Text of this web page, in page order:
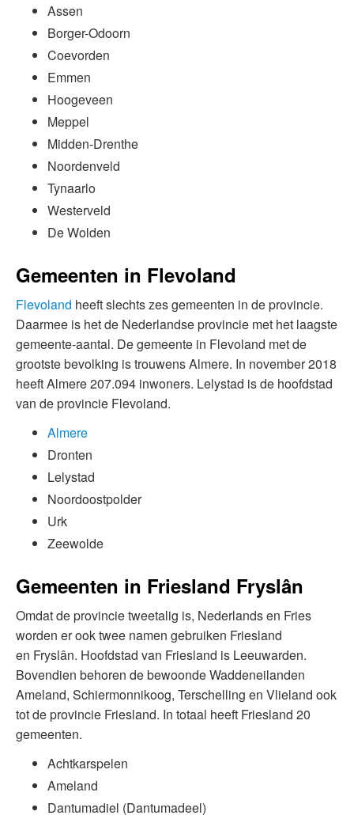
Assen
Borger-Odoorn
Coevorden
Emmen
Hoogeveen
Meppel
Midden-Drenthe
Noordenveld
Tynaarlo
Westerveld
De Wolden
Gemeenten in Flevoland
Flevoland heeft slechts zes gemeenten in de provincie.
Daarmee is het de Nederlandse provincie met het laagste
gemeente-aantal. De gemeente in Flevoland met de
grootste bevolking is trouwens Almere. In november 2018
heeft Almere 207.094 inwoners. Lelystad is de hoofdstad
van de provincie Flevoland.
Almere
Dronten
Lelystad
Noordoostpolder
Urk
Zeewolde
Gemeenten in Friesland Fryslân
Omdat de provincie tweetalig is, Nederlands en Fries
worden er ook twee namen gebruiken Friesland
en Fryslân. Hoofdstad van Friesland is Leeuwarden.
Bovendien behoren de bewoonde Waddeneilanden
Ameland, Schiermonnikoog, Terschelling en Vlieland ook
tot de provincie Friesland. In totaal heeft Friesland 20
gemeenten.
Achtkarspelen
Ameland
Dantumadiel (Dantumadeel)